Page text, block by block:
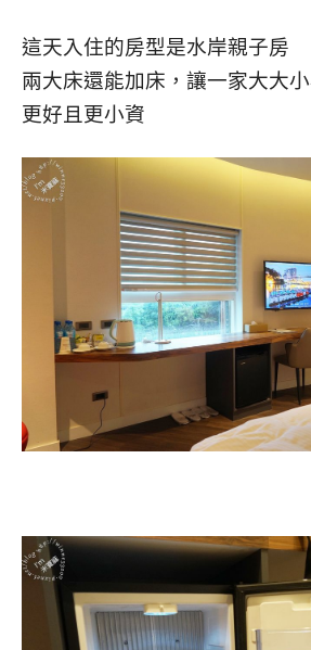
這天入住的房型是水岸親子房
兩大床還能加床，讓一家大大
更好且更小資